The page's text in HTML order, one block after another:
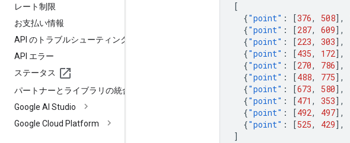
レート制限
お支払い情報
API のトラブルシューティング
API エラー
ステータス
パートナーとライブラリの統合
Google AI Studio
Google Cloud Platform
[
{"point" : [376, 508],
{"point" : [287, 609],
{"point" : [223, 303],
{"point" : [435, 172],
{"point" : [270, 786],
{"point" : [488, 775],
{"point" : [673, 580],
{"point" : [471 , 353],
{"point" : [492, 497],
{"point" : [525, 429],
]